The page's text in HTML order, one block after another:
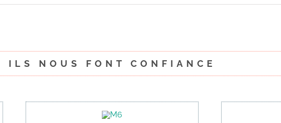
ILS NOUS FONT CONFIANCE